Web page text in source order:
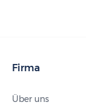
Firma
Über uns